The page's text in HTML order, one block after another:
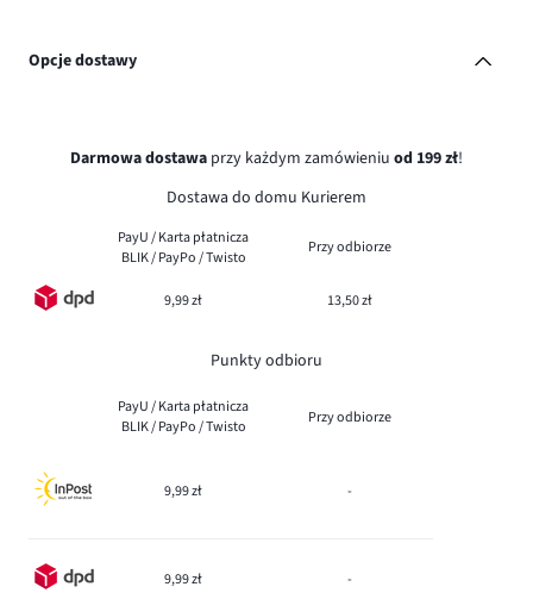
Opcje dostawy
Darmowa dostawa przy każdym zamówieniu od 199 zł!
Dostawa do domu Kurierem
PayU / Karta płatnicza
BLIK / PayPo / Twisto
Przy odbiorze
9,99 zł 13,50 zł
Punkty odbioru
PayU / Karta płatnicza
BLIK / PayPo / Twisto
Przy odbiorze
9,99 zł -
9,99 zł -